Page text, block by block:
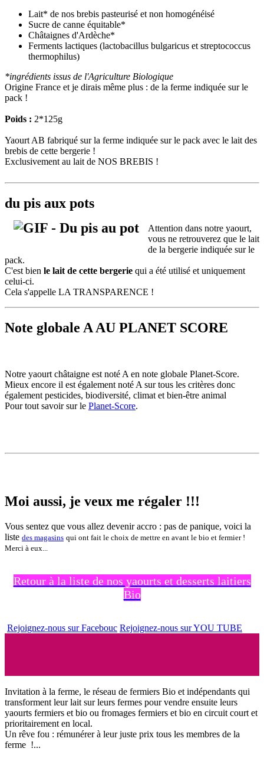
Lait* de nos brebis pasteurisé et non homogénéisé
Sucre de canne équitable*
Châtaignes d'Ardèche*
Ferments lactiques (lactobacillus bulgaricus et streptococcus
thermophilus)
*ingrédients issus de l'Agriculture Biologique
Origine France et je dirais même plus : de la ferme indiquée sur le
pack !
Poids : 2*125g
Yaourt AB fabriqué sur la ferme indiquée sur le pack avec le lait des
brebis de cette bergerie !
Exclusivement au lait de NOS BREBIS !
du pis aux pots
Attention dans notre yaourt,
vous ne retrouverez que le lait
de la bergerie indiquée sur le
pack.
C'est bien le lait de cette bergerie qui a été utilisé et uniquement
celui-ci.
Cela s'appelle LA TRANSPARENCE !
Note globale A AU PLANET SCORE
Notre yaourt châtaigne est noté A en note globale Planet-Score.
Mieux encore il est également noté A sur tous les critères donc
également pesticides, biodiversité, climat et bien-être animal
Pour tout savoir sur le Planet-Score.
Moi aussi, je veux me régaler !!!
Vous sentez que vous allez devenir accro : pas de panique, voici la
liste des magasins qui ont fait le choix de mettre en avant le bio et fermier !
Merci à eux...
Retour à la liste de nos yaourts et desserts laitiers
Bio
Rejoignez-nous sur Facebouc Rejoignez-nous sur YOU TUBE
Invitation à la ferme, le réseau de fermiers Bio et indépendants qui
transforment leur lait sur leurs fermes pour vendre ensuite leurs
yaourts fermiers et bio ou fromages fermiers et bio en circuit court et
prioritairement en local.
Un rêve fou : rémunérer à leur juste prix tous les membres de la
ferme !...